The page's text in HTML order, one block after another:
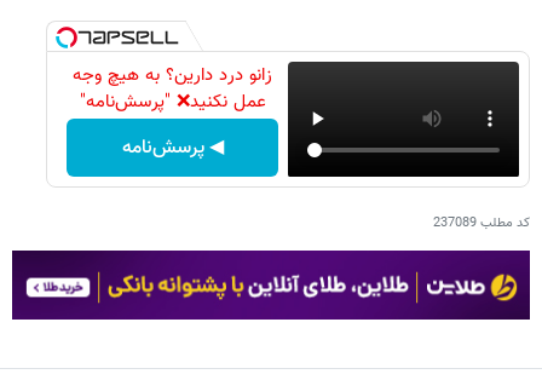
زانو درد دارین؟ به هیچ وجه
عمل نکنید❌ "پرسش‌نامه"
◀ پرسش‌نامه
کد مطلب237089